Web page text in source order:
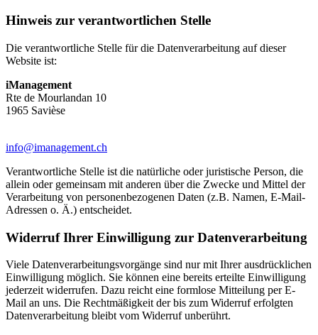
Hinweis zur verantwortlichen Stelle
Die verantwortliche Stelle für die Datenverarbeitung auf dieser
Website ist:
iManagement
Rte de Mourlandan 10
1965 Savièse
info@imanagement.ch
Verantwortliche Stelle ist die natürliche oder juristische Person, die
allein oder gemeinsam mit anderen über die Zwecke und Mittel der
Verarbeitung von personenbezogenen Daten (z.B. Namen, E-Mail-
Adressen o. Ä.) entscheidet.
Widerruf Ihrer Einwilligung zur Datenverarbeitung
Viele Datenverarbeitungsvorgänge sind nur mit Ihrer ausdrücklichen
Einwilligung möglich. Sie können eine bereits erteilte Einwilligung
jederzeit widerrufen. Dazu reicht eine formlose Mitteilung per E-
Mail an uns. Die Rechtmäßigkeit der bis zum Widerruf erfolgten
Datenverarbeitung bleibt vom Widerruf unberührt.